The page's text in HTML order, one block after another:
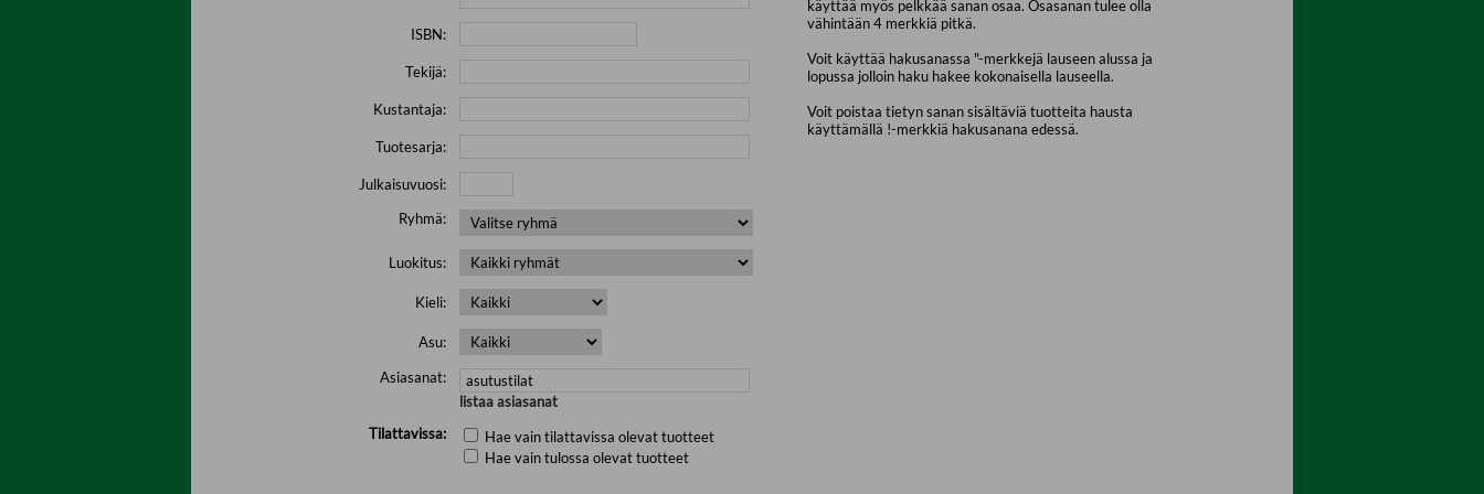
ISBN:
Tekijä:
Kustantaja:
Tuotesarja:
Julkaisuvuosi:
Ryhmä:
Luokitus:
Kieli:
Asu:
Asiasanat:
listaa asiasanat
Tilattavissa:
Hae vain tilattavissa olevat tuotteet
Hae vain tulossa olevat tuotteet
käyttää myös pelkkää sanan osaa. Osasanan tulee olla
vähintään 4 merkkiä pitkä.
Voit käyttää hakusanassa "-merkkejä lauseen alussa ja
lopussa jolloin haku hakee kokonaisella lauseella.
Voit poistaa tietyn sanan sisältäviä tuotteita hausta
käyttämällä !-merkkiä hakusanana edessä.